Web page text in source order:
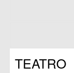
TEATRO